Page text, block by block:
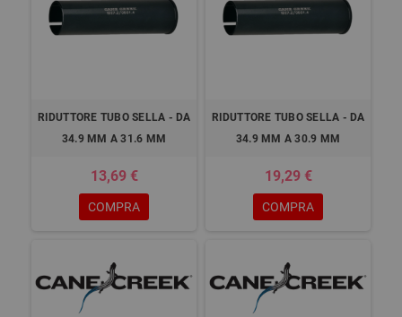
RIDUTTORE TUBO SELLA - DA
34.9 MM A 31.6 MM
13,69 €
COMPRA
RIDUTTORE TUBO SELLA - DA
34.9 MM A 30.9 MM
19,29 €
COMPRA